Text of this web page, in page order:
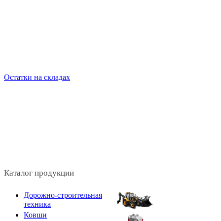
Остатки на складах
Каталог продукции
Дорожно-строительная
техника
Ковши